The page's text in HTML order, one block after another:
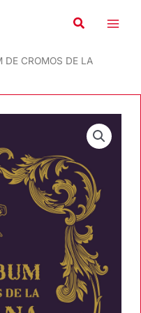
DE CROMOS DE LA